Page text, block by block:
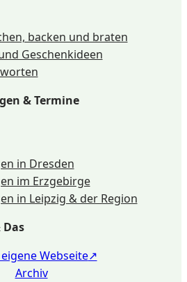
backen und braten
Geschenkideen
& Termine
in Dresden
im Erzgebirge
in Leipzig & der Region
Das
Webseite
Archiv